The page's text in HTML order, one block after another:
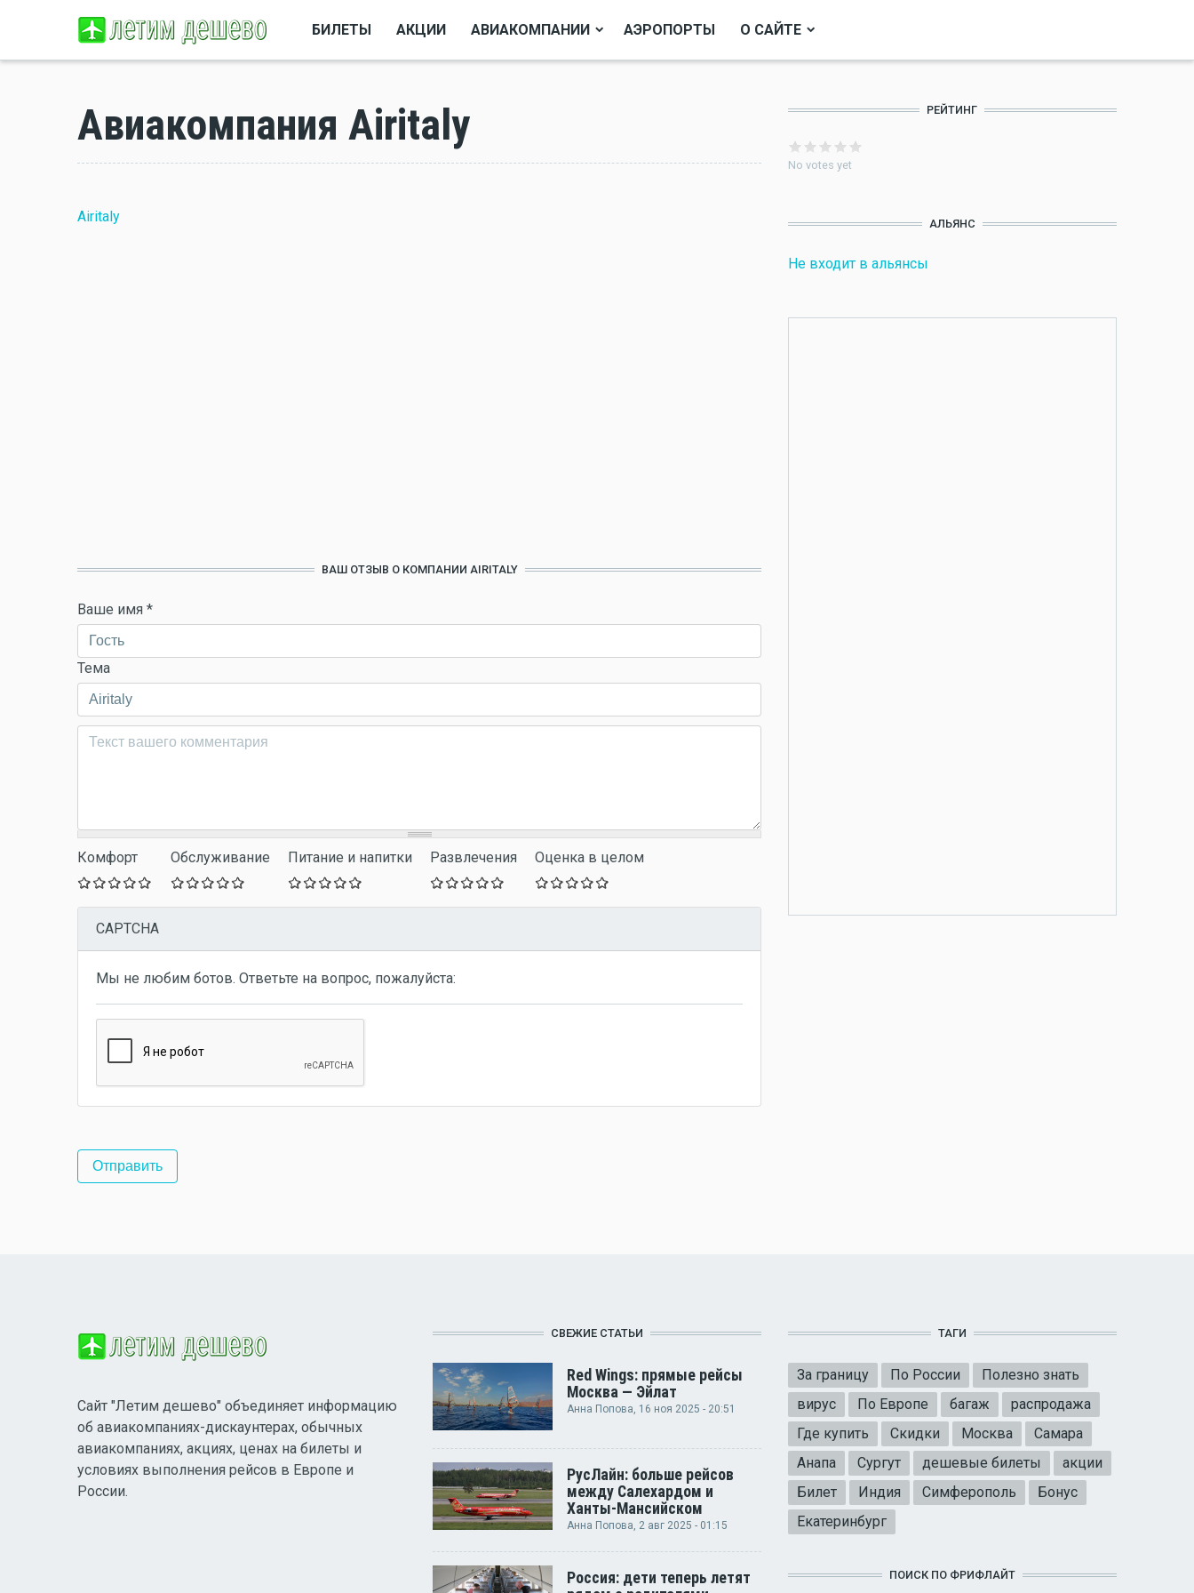
БИЛЕТЫ АКЦИИ АВИАКОМПАНИИ АЭРОПОРТЫ О САЙТЕ
Авиакомпания Airitaly
Airitaly
ВАШ ОТЗЫВ О КОМПАНИИ AIRITALY
Ваше имя *
Тема
Комментарий*
Комфорт Обслуживание Питание и напитки Развлечения Оценка в целом
CAPTCHA
Мы не любим ботов. Ответьте на вопрос, пожалуйста:
РЕЙТИНГ
No votes yet
АЛЬЯНС
Не входит в альянсы
Сайт "Летим дешево" объединяет информацию
об авиакомпаниях-дискаунтерах, обычных
авиакомпаниях, акциях, ценах на билеты и
условиях выполнения рейсов в Европе и
России.
СВЕЖИЕ СТАТЬИ
Red Wings: прямые рейсы
Москва — Эйлат
Анна Попова, 16 ноя 2025 - 20:51
РусЛайн: больше рейсов
между Салехардом и
Ханты-Мансийском
Анна Попова, 2 авг 2025 - 01:15
Россия: дети теперь летят
ТАГИ
За границу По России
Полезно знать
вирус
По Европе багаж
распродажа
Где купить
Скидки Москва
Самара
Анапа
Сургут дешевые билеты
акции
Билет
Индия Симферополь
Бонус
Екатеринбург
ПОИСК ПО ФРИФЛАЙТ